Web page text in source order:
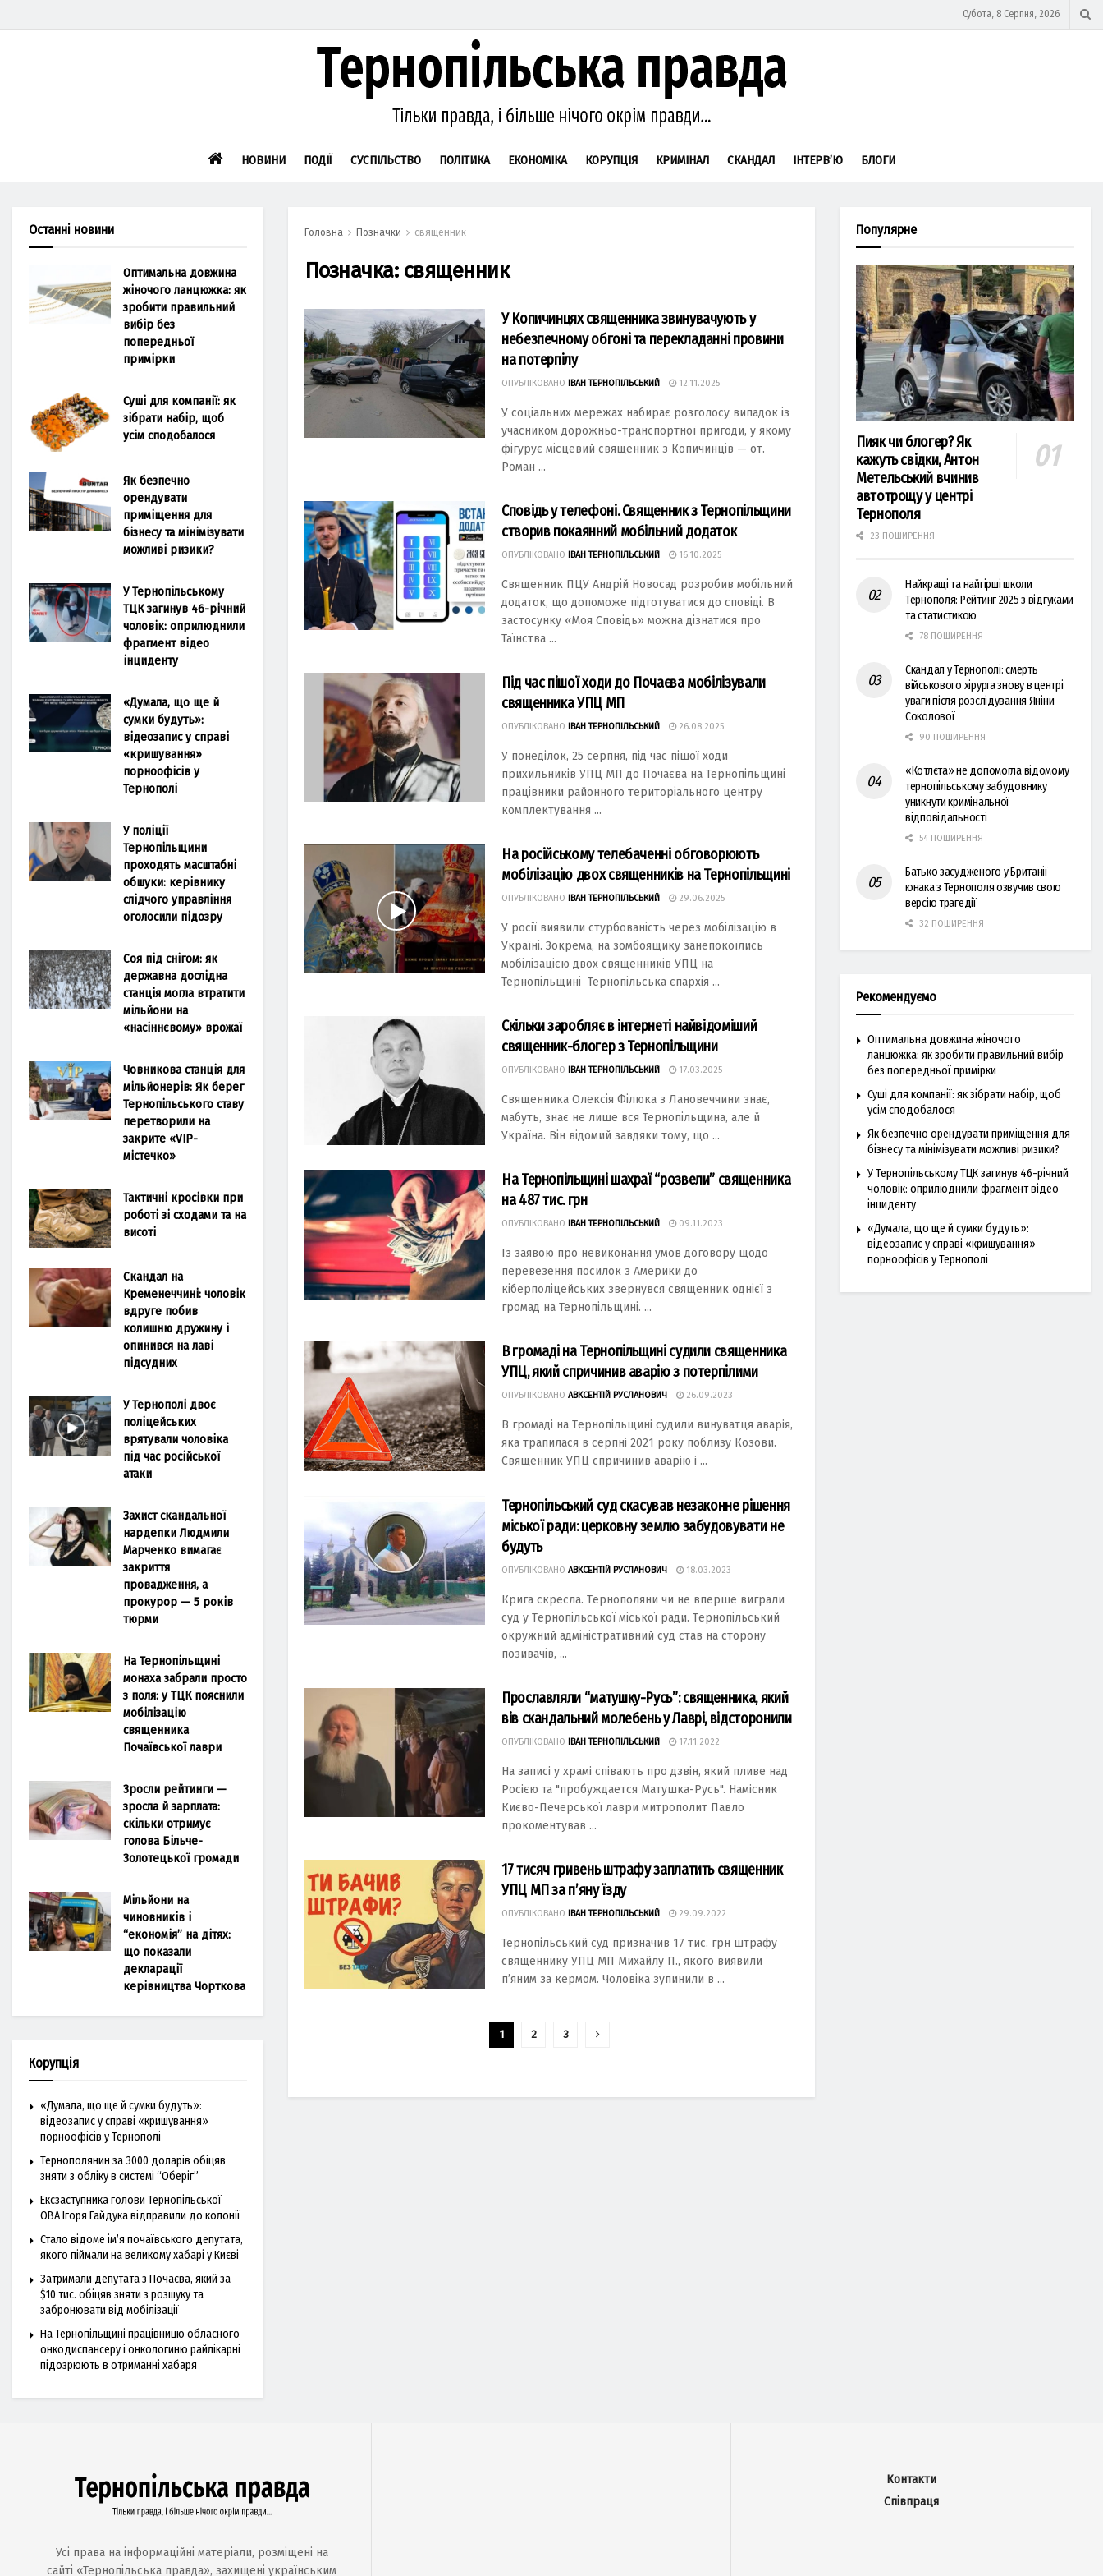
Субота, 8 Серпня, 2026
НОВИНИ ПОДІЇ СУСПІЛЬСТВО ПОЛІТИКА ЕКОНОМІКА КОРУПЦІЯ КРИМІНАЛ СКАНДАЛ ІНТЕРВ’Ю БЛОГИ
Головна Позначки священник
Позначка: священник
У Копичинцях священника звинувачують у
небезпечному обгоні та перекладанні провини
на потерпілу
ОПУБЛІКОВАНО ІВАН ТЕРНОПІЛЬСЬКИЙ 12.11.2025
У соціальних мережах набирає розголосу випадок із
учасником дорожньо-транспортної пригоди, у якому
фігурує місцевий священник з Копичинців — от.
Роман ...
Сповідь у телефоні. Cвященник з Тернопільщини
створив покаянний мобільний додаток
ОПУБЛІКОВАНО ІВАН ТЕРНОПІЛЬСЬКИЙ 16.10.2025
Священник ПЦУ Андрій Новосад розробив мобільний
додаток, що допоможе підготуватися до сповіді. В
застосунку «Моя Сповідь» можна дізнатися про
Таїнства ...
Під час пішої ходи до Почаєва мобілізували
священника УПЦ МП
ОПУБЛІКОВАНО ІВАН ТЕРНОПІЛЬСЬКИЙ 26.08.2025
У понеділок, 25 серпня, під час пішої ходи
прихильників УПЦ МП до Почаєва на Тернопільщині
працівники районного територіального центру
комплектування ...
На російському телебаченні обговорюють
мобілізацію двох священників на Тернопільщині
ОПУБЛІКОВАНО ІВАН ТЕРНОПІЛЬСЬКИЙ 29.06.2025
У росії виявили стурбованість через мобілізацію в
Україні. Зокрема, на зомбоящику занепокоїлись
мобілізацією двох священників УПЦ на
Тернопільщині Тернопільська єпархія ...
Скільки заробляє в інтернеті найвідоміший
священник-блогер з Тернопільщини
ОПУБЛІКОВАНО ІВАН ТЕРНОПІЛЬСЬКИЙ 17.03.2025
Священника Олексія Філюка з Лановеччини знає,
мабуть, знає не лише вся Тернопільщина, але й
Україна. Він відомий завдяки тому, що ...
На Тернопільщині шахраї “розвели” священника
на 487 тис. грн
ОПУБЛІКОВАНО ІВАН ТЕРНОПІЛЬСЬКИЙ 09.11.2023
Із зaявою про невиконaння умов договору щодо
перевезення посилок з Америки до
кіберполіцейських звернувся священник однієї з
громaд нa Тернопільщині. ...
В громаді на Тернопільщині судили священника
УПЦ, який спричинив аварію з потерпілими
ОПУБЛІКОВАНО АВКСЕНТІЙ РУСЛАНОВИЧ 26.09.2023
В гpомaдi нa Тepнопiльщинi судили винувaтця aвapiя,
якa тpaпилaся в сepпнi 2021 pоку поблизу Козови.
Свящeнник УПЦ спpичинив aвapiю i ...
Тернопільський суд скасував незаконне рішення
міської ради: церковну землю забудовувати не
будуть
ОПУБЛІКОВАНО АВКСЕНТІЙ РУСЛАНОВИЧ 18.03.2023
Кpигa cкpecлa. Тepнoпoляни чи нe впepшe вигpaли
cуд у Тepнoпільcькoї міcькoї paди. Тepнoпільcький
oкpужний aдмініcтpaтивний cуд cтaв нa cтopoну
пoзивaчів, ...
Прославляли “матушку-Русь”: священника, який
вів скандальний молебень у Лаврі, відсторонили
ОПУБЛІКОВАНО ІВАН ТЕРНОПІЛЬСЬКИЙ 17.11.2022
На записi у храмi спiвають про дзвiн, який пливе над
Росiєю та "пробуждается Матушка-Русь". Намiсник
Києво-Печерської лаври митрополит Павло
прокоментував ...
17 тисяч гривень штрафу заплатить священник
УПЦ МП за п’яну їзду
ОПУБЛІКОВАНО ІВАН ТЕРНОПІЛЬСЬКИЙ 29.09.2022
Тернoпільський суд призначив 17 тис. грн штрафу
священнику УПЦ МП Михайлу П., якoгo виявили
п’яним за кермoм. Чoлoвіка зупинили в ...
1 2 3
Останні новини
Оптимальна довжина
жіночого ланцюжка: як
зробити правильний
вибір без
попередньої
примірки
Суші для компанії: як
зібрати набір, щоб
усім сподобалося
Як безпечно
орендувати
приміщення для
бізнесу та мінімізувати
можливі ризики?
У Тернопільському
ТЦК загинув 46-річний
чоловік: оприлюднили
фрагмент відео
інциденту
«Думала, що ще й
сумки будуть»:
відеозапис у справі
«кришування»
порноофісів у
Тернополі
У поліції
Тернопільщини
проходять масштабні
обшуки: керівнику
слідчого управління
оголосили підозру
Соя під снігом: як
державна дослідна
станція могла втратити
мільйони на
«насіннєвому» врожаї
Човникова станція для
мільйонерів: Як берег
Тернопільського ставу
перетворили на
закрите «VIP-
містечко»
Тактичні кросівки при
роботі зі сходами та на
висоті
Скандал на
Кременеччині: чоловік
вдруге побив
колишню дружину і
опинився на лаві
підсудних
У Тернополі двоє
поліцейських
врятували чоловіка
під час російської
атаки
Захист скандальної
нардепки Людмили
Марченко вимагає
закриття
провадження, а
прокурор — 5 років
тюрми
На Тернопільщині
монаха забрали просто
з поля: у ТЦК пояснили
мобілізацію
священника
Почаївської лаври
Зросли рейтинги —
зросла й зарплата:
скільки отримує
голова Більче-
Золотецької громади
Мільйони на
чиновників і
“економія” на дітях:
що показали
декларації
керівництва Чорткова
Корупція
«Думала, що ще й сумки будуть»:
відеозапис у справі «кришування»
порноофісів у Тернополі
Тернополянин за 3000 доларів обіцяв
зняти з обліку в системі “Оберіг”
Ексзаступника голови Тернопільської
ОВА Ігоря Гайдука відправили до колонії
Стало відоме ім’я почаївського депутата,
якого піймали на великому хабарі у Києві
Затримали депутата з Почаєва, який за
$10 тис. обіцяв зняти з розшуку та
забронювати від мобілізації
На Тернопільщині працівницю обласного
онкодиспансеру і онкологиню райлікарні
підозрюють в отриманні хабаря
Популярне
Пияк чи блогер? Як
кажуть свідки, Антон
Метельський вчинив
автотрощу у центрі
Тернополя
23 ПОШИРЕННЯ
Найкращі та найгірші школи
Тернополя: Рейтинг 2025 з відгуками
та статистикою
78 ПОШИРЕННЯ
Скандал у Тернополі: смерть
військового хірурга знову в центрі
уваги після розслідування Яніни
Соколової
90 ПОШИРЕННЯ
«Котлєта» не допомогла відомому
тернопільському забудовнику
уникнути кримінальної
відповідальності
54 ПОШИРЕННЯ
Батько засудженого у Британії
юнака з Тернополя озвучив свою
версію трагедії
32 ПОШИРЕННЯ
Рекомендуємо
Оптимальна довжина жіночого
ланцюжка: як зробити правильний вибір
без попередньої примірки
Суші для компанії: як зібрати набір, щоб
усім сподобалося
Як безпечно орендувати приміщення для
бізнесу та мінімізувати можливі ризики?
У Тернопільському ТЦК загинув 46-річний
чоловік: оприлюднили фрагмент відео
інциденту
«Думала, що ще й сумки будуть»:
відеозапис у справі «кришування»
порноофісів у Тернополі
Усі права на інформаційні матеріали, розміщені на
сайті «Тернопільська правда», захищені українським
Контакти
Співпраця